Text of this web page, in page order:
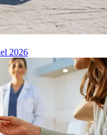
2026